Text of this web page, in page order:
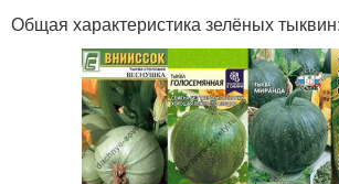
Общая характеристика зелёных тыквин: